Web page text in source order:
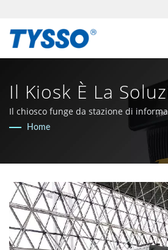
Il Kiosk È La
Ottimale Per
Fabbricante AIDC
Taiwan Dal 1981
FAMETECH INC
Il chiosco funge da stazione di
nell'aeroporto
Home